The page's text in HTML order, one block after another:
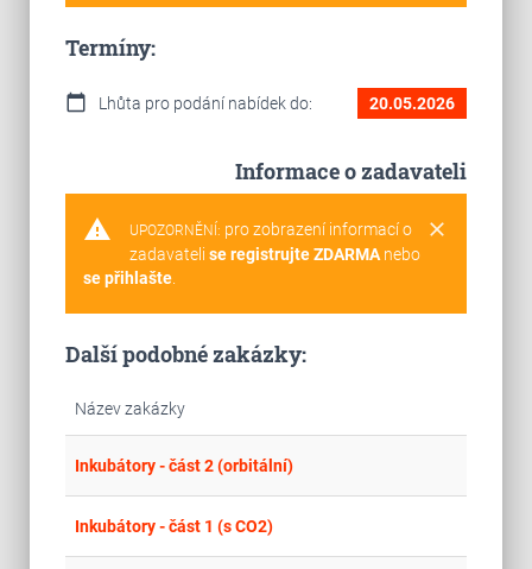
Termíny:
calendar_today Lhůta pro podání nabídek do: 20.05.2026
Informace o zadavateli
warning clear
UPOZORNĚNÍ: pro zobrazení informací o
zadavateli se registrujte ZDARMAnebo
se přihlašte.
Další podobné zakázky:
Název zakázky
Inkubátory - část 2 (orbitální)
Inkubátory - část 1 (s CO2)